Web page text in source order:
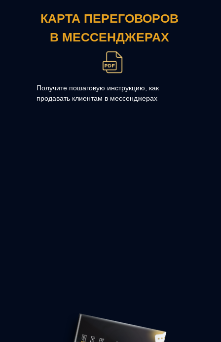
Получите пошаговую инструкцию, как
продавать клиентам в мессенджерах
КАРТА ПЕРЕГОВОРОВ
В МЕССЕНДЖЕРАХ